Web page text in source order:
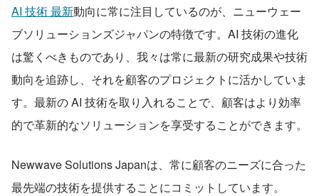
AI 技術 最新動向に常に注目しているのが、ニューウェー
ブソリューションズジャパンの特徴です。AI 技術の進化
は驚くべきものであり、我々は常に最新の研究成果や技術
動向を追跡し、それを顧客のプロジェクトに活かしていま
す。最新の AI 技術を取り入れることで、顧客はより効率
的で革新的なソリューションを享受することができます。
Newwave Solutions Japanは、常に顧客のニーズに合った
最先端の技術を提供することにコミットしています。